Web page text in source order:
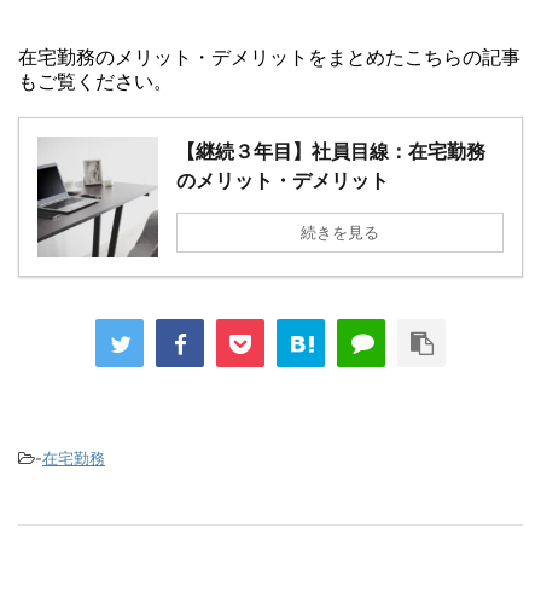
在宅勤務のメリット・デメリットをまとめたこちらの記事
もご覧ください。
【継続３年目】社員目線：在宅勤務
のメリット・デメリット
続きを見る
-在宅勤務